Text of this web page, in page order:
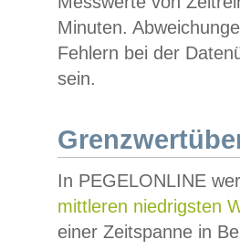
Minuten.
Fehlern bei der
sein.
In PEGELONLINE
mittleren niedrigsten
einer Zeitspanne in